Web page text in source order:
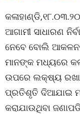
ଆଗାମୀ ସାଧାରଣ
ନେବେ ବୋଲି
ମାନଙ୍କ ମଧ୍ୟରେ
ଉପରେ ଲକ୍ଷ୍ୟ
ପ୍ରତିଶୃତି ଦିଆଯାଇ
କରାଯାଉଥିବା